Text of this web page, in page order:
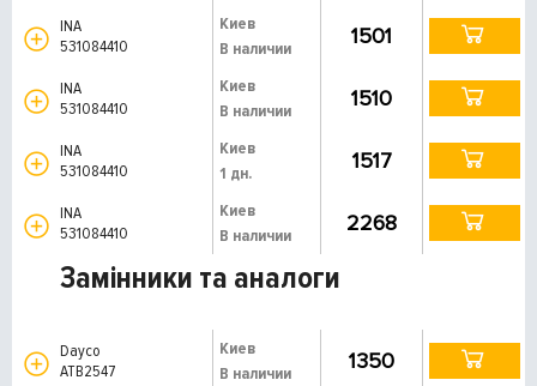
INA
531084410
Киев
В наличии
1501
INA
531084410
Киев
В наличии
1510
INA
531084410
Киев
1 дн.
1517
INA
531084410
Киев
В наличии
2268
Замінники та аналоги
Dayco
ATB2547
Киев
В наличии
1350